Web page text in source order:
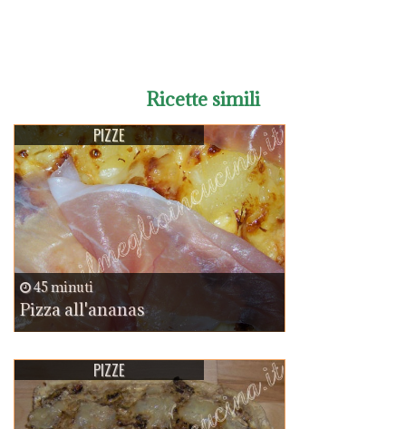
Ricette simili
PIZZE
45 minuti
Pizza all'ananas
PIZZE